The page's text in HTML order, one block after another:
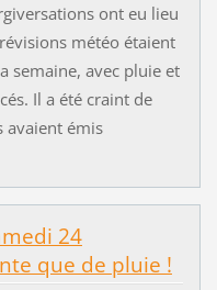
ont eu lieu
météo étaient
semaine, avec pluie et
Il a été craint de
avaient émis
24
que de pluie !